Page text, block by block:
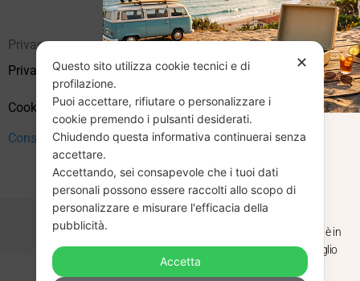
Privacy
Privacy Policy
Cookie Policy (UE)
Consenso
Copyright © 2026 Vendita Vinili Usati | P.IVA 12240940960
✕
Questo sito utilizza cookie tecnici e di
profilazione.
Puoi accettare, rifiutare o personalizzare i
cookie premendo i pulsanti desiderati.
Chiudendo questa informativa continuerai senza
accettare.
Accettando, sei consapevole che i tuoi dati
personali possono essere raccolti allo scopo di
personalizzare e misurare l'efficacia della
pubblicità.
Accetta
CHIUSURA
ESTIVA
Dal 29 luglio al 31 agosto venditaviniliusati.it è in
pausa estiva. Gli ordini ricevuti entro il 29 luglio
saranno spediti regolarmente.